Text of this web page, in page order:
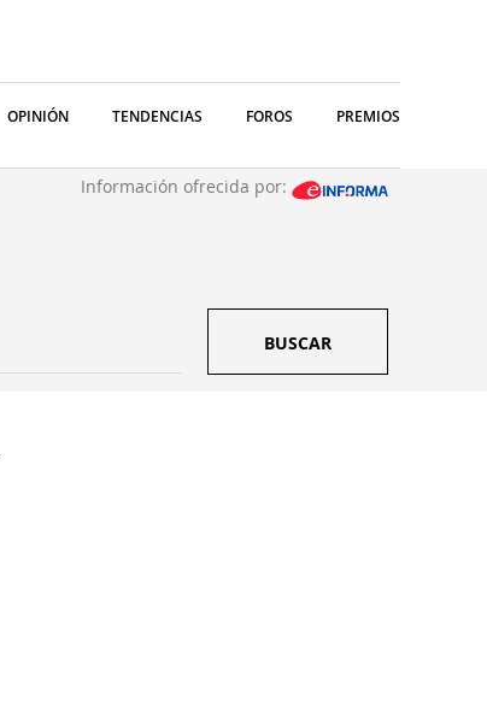
OPINIÓN TENDENCIAS FOROS PREMIOS
Información ofrecida por:
BUSCAR